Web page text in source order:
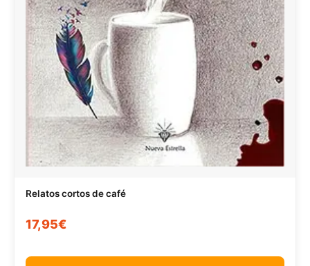
Relatos cortos de café
17,95€